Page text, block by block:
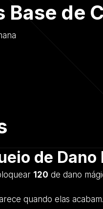
Base de
de Dano
120 de dano
quando elas